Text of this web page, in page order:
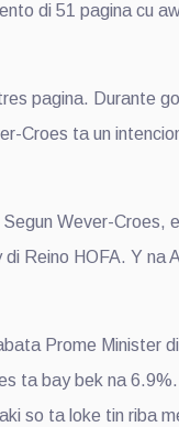
di 51 pagina cu
pagina. Durante
Croes ta un
Wever-Croes,
Reino HOFA. Y na
Prome Minister
ta bay bek na
so ta loke tin riba